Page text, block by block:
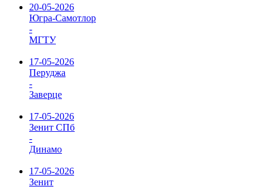
20-05-2026
Югра-Самотлор
-
МГТУ
17-05-2026
Перуджа
-
Заверце
17-05-2026
Зенит СПб
-
Динамо
17-05-2026
Зенит